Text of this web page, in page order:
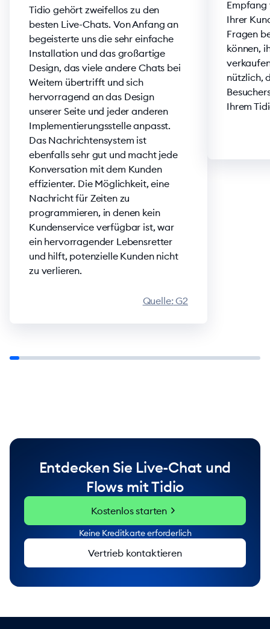
Tidio gehört zweifellos zu den
besten Live-Chats. Von Anfang an
begeisterte uns die sehr einfache
Installation und das großartige
Design, das viele andere Chats bei
Weitem übertrifft und sich
hervorragend an das Design
unserer Seite und jeder anderen
Implementierungsstelle anpasst.
Das Nachrichtensystem ist
ebenfalls sehr gut und macht jede
Konversation mit dem Kunden
effizienter. Die Möglichkeit, eine
Nachricht für Zeiten zu
programmieren, in denen kein
Kundenservice verfügbar ist, war
ein hervorragender Lebensretter
und hilft, potenzielle Kunden nicht
zu verlieren.
Quelle:G2
Ihrer
Fragen
können,
nützlich,
Ihrem
Entdecken Sie Live-Chat und
Flows mit Tidio
Kostenlos starten chevron_right
Keine Kreditkarte erforderlich
Vertrieb kontaktieren